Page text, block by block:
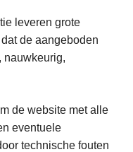
leveren grote
de aangeboden
nauwkeurig,
de website met alle
eventuele
technische fouten